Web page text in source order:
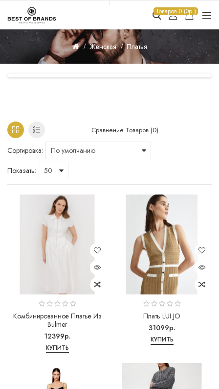
Товаров 0 (0р.)
Женская Платья
Сравнение Товаров (0)
Сортировка:
Показать:
Комбинированное Платье Из
Bulmer
12399р.
КУПИТЬ
Плать LUI JO
31099р.
КУПИТЬ